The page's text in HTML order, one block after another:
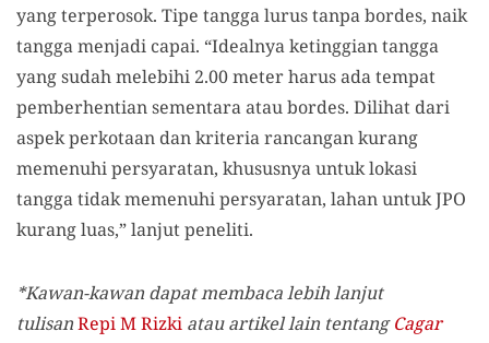
yang terperosok. Tipe tangga lurus tanpa bordes, naik
tangga menjadi capai. “Idealnya ketinggian tangga
yang sudah melebihi 2.00 meter harus ada tempat
pemberhentian sementara atau bordes. Dilihat dari
aspek perkotaan dan kriteria rancangan kurang
memenuhi persyaratan, khususnya untuk lokasi
tangga tidak memenuhi persyaratan, lahan untuk JPO
kurang luas,” lanjut peneliti.
*Kawan-kawan dapat membaca lebih lanjut
tulisanRepi M Rizki atau artikel lain tentang Cagar